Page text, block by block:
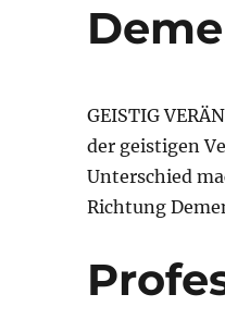
GEISTIG
der geistigen
Unterschied
Richtung